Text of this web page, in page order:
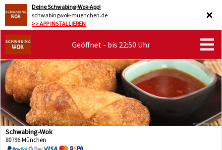
Deine Schwabing-Wok-App!
schwabingwok-muenchen.de
>> APP INSTALLIEREN
Geöffnet - bis 22:50 Uhr
Schwabing-Wok
80796 München